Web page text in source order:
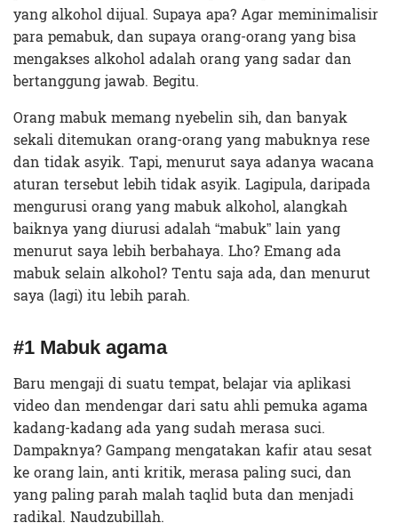
yang alkohol dijual. Supaya apa? Agar meminimalisir
para pemabuk, dan supaya orang-orang yang bisa
mengakses alkohol adalah orang yang sadar dan
bertanggung jawab. Begitu.
Orang mabuk memang nyebelin sih, dan banyak
sekali ditemukan orang-orang yang mabuknya rese
dan tidak asyik. Tapi, menurut saya adanya wacana
aturan tersebut lebih tidak asyik. Lagipula, daripada
mengurusi orang yang mabuk alkohol, alangkah
baiknya yang diurusi adalah “mabuk” lain yang
menurut saya lebih berbahaya. Lho? Emang ada
mabuk selain alkohol? Tentu saja ada, dan menurut
saya (lagi) itu lebih parah.
#1 Mabuk agama
Baru mengaji di suatu tempat, belajar via aplikasi
video dan mendengar dari satu ahli pemuka agama
kadang-kadang ada yang sudah merasa suci.
Dampaknya? Gampang mengatakan kafir atau sesat
ke orang lain, anti kritik, merasa paling suci, dan
yang paling parah malah taqlid buta dan menjadi
radikal. Naudzubillah.